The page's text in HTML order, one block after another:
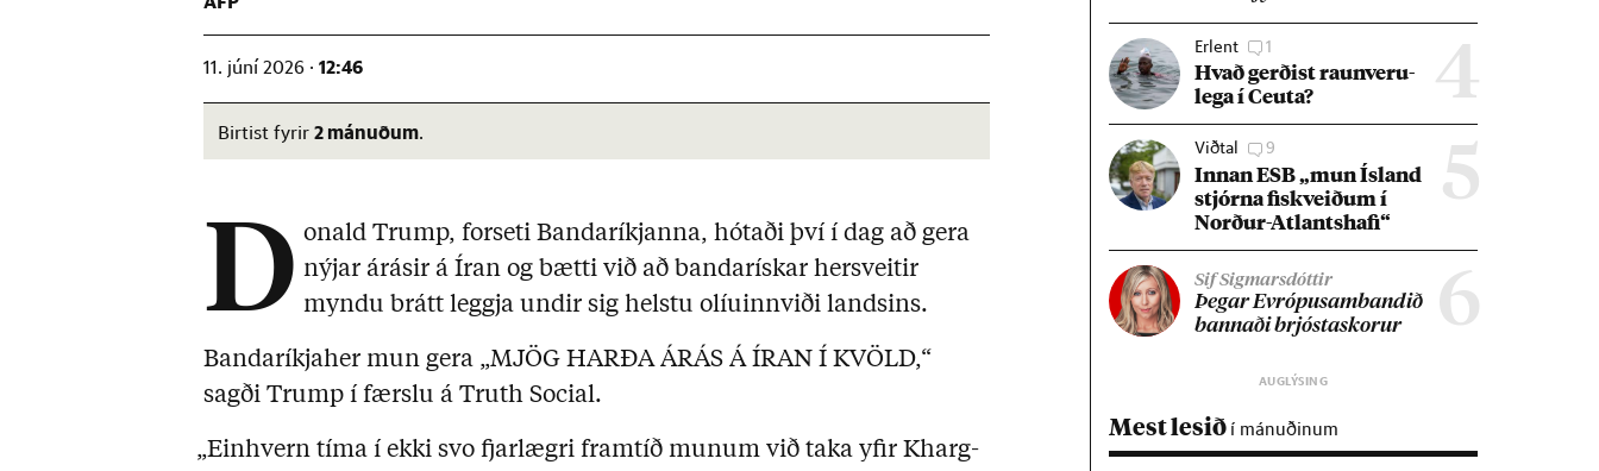
11. júní 2026 ·12:46
Birtist fyrir2 mánuðum.
D onald Trump, forseti Bandaríkjanna, hótaði því í dag að gera
nýjar árásir á Íran og bætti við að bandarískar hersveitir
myndu brátt leggja undir sig helstu olíuinnviði landsins.
Bandaríkjaher mun gera „MJÖG HARÐA ÁRÁS Á ÍRAN Í KVÖLD,“
sagði Trump í færslu á Truth Social.
„Einhvern tíma í ekki svo fjarlægri framtíð munum við taka yfir Kharg-
4
Erlent 1
Hvað gerð­ist raun­veru­
lega í Ceuta?
5
Viðtal 9
Inn­an ESB „mun Ís­land
stjórna fisk­veið­um í
Norð­ur-Atlants­hafi“
6
Sif Sigmarsdóttir
Þeg­ar Evr­ópu­sam­band­ið
bann­aði brjósta­skor­ur
Mest lesið í mánuðinum